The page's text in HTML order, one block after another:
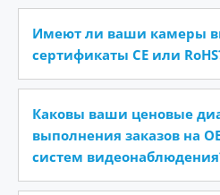
Имеют ли ваши камеры
сертификаты CE или
Каковы ваши ценовые
выполнения заказов на
систем